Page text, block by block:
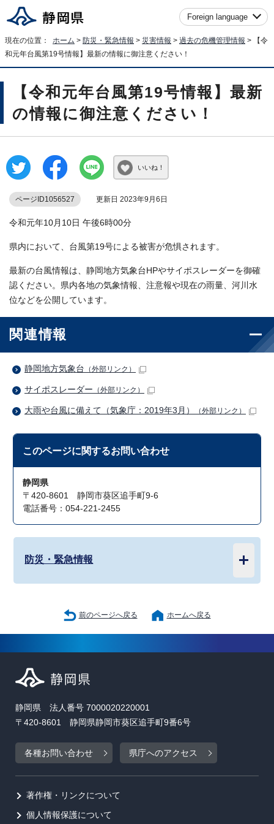
Foreign language
現在の位置： ホーム > 防災・緊急情報 > 災害情報 > 過去の危機管理情報 > 【令
和元年台風第19号情報】最新の情報に御注意ください！
【令和元年台風第19号情報】最新
の情報に御注意ください！
いいね！
ページID1056527 更新日 2023年9月6日
令和元年10月10日 午後6時00分
県内において、台風第19号による被害が危惧されます。
最新の台風情報は、静岡地方気象台HPやサイポスレーダーを御確
認ください。県内各地の気象情報、注意報や現在の雨量、河川水
位などを公開しています。
関連情報
静岡地方気象台 （外部リンク）
サイポスレーダー （外部リンク）
大雨や台風に備えて（気象庁：2019年3月） （外部リンク）
このページに関するお問い合わせ
静岡県
〒420-8601 静岡市葵区追手町9-6
電話番号：054-221-2455
防災・緊急情報
前のページへ戻る ホームへ戻る
静岡県 法人番号 7000020220001
〒420-8601 静岡県静岡市葵区追手町9番6号
各種お問い合わせ 県庁へのアクセス
著作権・リンクについて
個人情報保護について